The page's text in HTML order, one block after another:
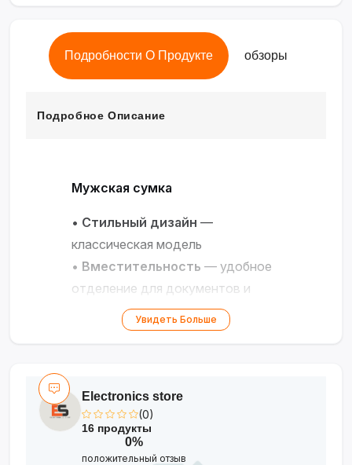
Подробности О Продукте обзоры
Подробное Описание
Мужская сумка
• Стильный дизайн —
классическая модель
• Вместительность — удобное
отделение для документов и
гаджетов
Качественные материалы
работы, путешествий и
повседневного использования
Надёжный аксессуар для
Увидеть Больше
Electronics store
(0)
16 продукты
0%
положительный отзыв